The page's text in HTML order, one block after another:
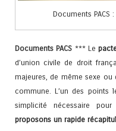
Documents PACS
Documents PACS *** Le
d’union civile de droit
majeures, de même sexe
commune. L’un des points
simplicité nécessaire
proposons un rapide